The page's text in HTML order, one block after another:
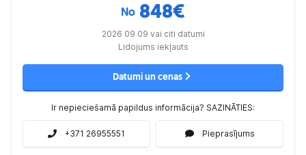
No 848€
2026 09 09 vai citi datumi
Lidojums iekļauts
Datumi un cenas
Ir nepieciešamā papildus informācija? SAZINĀTIES:
+371 26955551 Pieprasījums